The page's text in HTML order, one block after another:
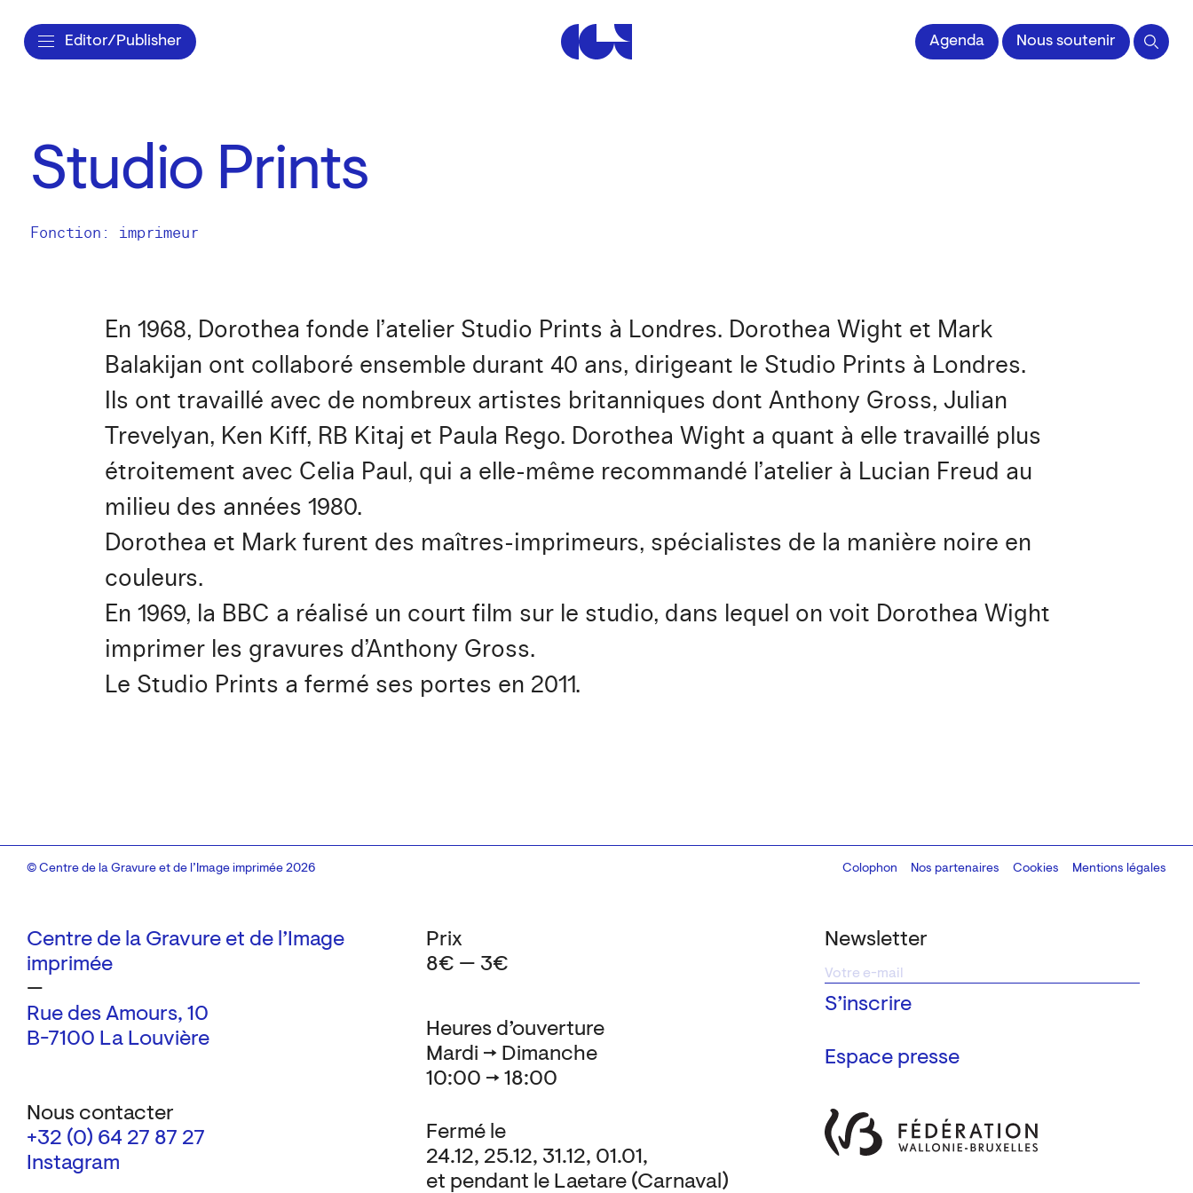
Editor/Publisher Centre de la Gravure et de l'Image impriméeAgenda Nous soutenir
Studio Prints
Fonction: imprimeur
En 1968, Dorothea fonde l’atelier Studio Prints à Londres. Dorothea Wight et Mark
Balakijan ont collaboré ensemble durant 40 ans, dirigeant le Studio Prints à Londres.
Ils ont travaillé avec de nombreux artistes britanniques dont Anthony Gross, Julian
Trevelyan, Ken Kiff, RB Kitaj et Paula Rego. Dorothea Wight a quant à elle travaillé plus
étroitement avec Celia Paul, qui a elle-même recommandé l’atelier à Lucian Freud au
milieu des années 1980.
Dorothea et Mark furent des maîtres-imprimeurs, spécialistes de la manière noire en
couleurs.
En 1969, la BBC a réalisé un court film sur le studio, dans lequel on voit Dorothea Wight
imprimer les gravures d’Anthony Gross.
Le Studio Prints a fermé ses portes en 2011.
Centre de la Gravure et de l’Image
imprimée
—
Rue des Amours, 10
B-7100 La Louvière
Nous contacter
+32 (0) 64 27 87 27
Instagram
Newsletter
Espace presse
Heures d’ouverture
Mardi → Dimanche
10:00 → 18:00
Fermé le
24.12, 25.12, 31.12, 01.01,
et pendant le Laetare (Carnaval)
Prix
8€ — 3€
© Centre de la Gravure et de l’Image imprimée 2026 Colophon
Design:Marcel Kaczmarek, code:8080.studio
Nos partenaires Cookies Mentions légales